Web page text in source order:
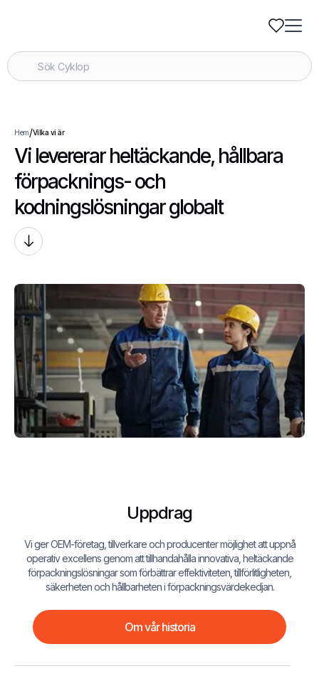
Hem/Vilka vi är
Vi levererar heltäckande, hållbara
förpacknings- och
kodningslösningar globalt
Uppdrag
Vi ger OEM-företag, tillverkare och producenter möjlighet att uppnå
operativ excellens genom att tillhandahålla innovativa, heltäckande
förpackningslösningar som förbättrar effektiviteten, tillförlitligheten,
säkerheten och hållbarheten i förpackningsvärdekedjan.
Om vår historia